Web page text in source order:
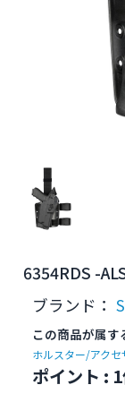
6354RDS -
ブランド：
この商品が属す
ホルスター/アクセ
ポイント :